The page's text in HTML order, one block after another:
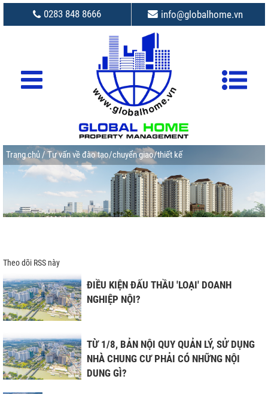
0283 848 8666 info@globalhome.vn
Trang chủ/ Tư vấn về đào tạo/chuyển giao/thiết kế
Theo dõi RSS này
ĐIỀU KIỆN ĐẤU THẦU 'LOẠI' DOANH
NGHIỆP NỘI?
TỪ 1/8, BẢN NỘI QUY QUẢN LÝ, SỬ DỤNG
NHÀ CHUNG CƯ PHẢI CÓ NHỮNG NỘI
DUNG GÌ?